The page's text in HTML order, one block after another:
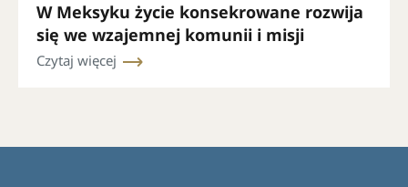
W Meksyku życie konsekrowane rozwija
się we wzajemnej komunii i misji
Czytaj więcej